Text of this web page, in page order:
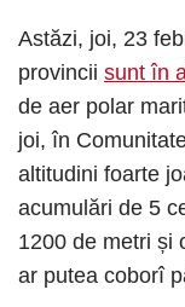
Astăzi, joi, 23
provincii sunt în
de aer polar
joi, în
altitudini foarte
acumulări de 5
1200 de metri și
ar putea coborî